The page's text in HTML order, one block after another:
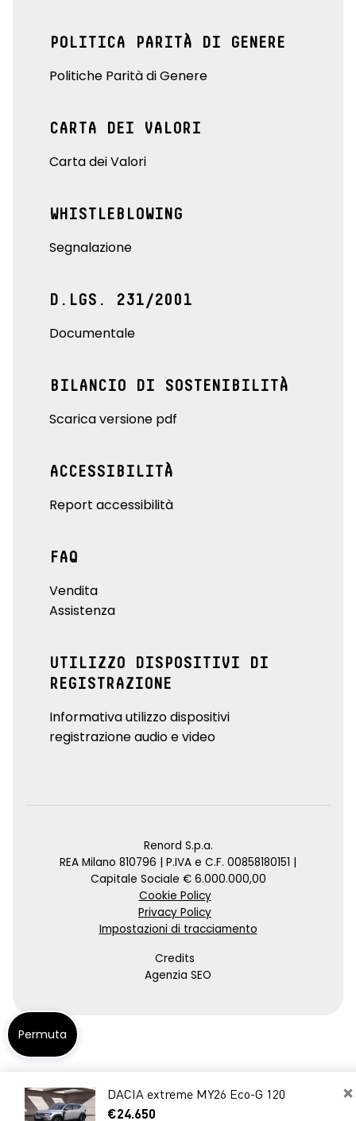
×
DACIA extreme MY26 Eco-G 120
€24.650
POLITICA PARITÀ DI GENERE
Politiche Parità di Genere
CARTA DEI VALORI
Carta dei Valori
WHISTLEBLOWING
Segnalazione
D.LGS. 231/2001
Documentale
BILANCIO DI SOSTENIBILITÀ
Scarica versione pdf
ACCESSIBILITÀ
Report accessibilità
FAQ
Vendita
Assistenza
UTILIZZO DISPOSITIVI DI
REGISTRAZIONE
Informativa utilizzo dispositivi
registrazione audio e video
Renord S.p.a.
REA Milano 810796 | P.IVA e C.F. 00858180151 |
Capitale Sociale € 6.000.000,00
Cookie Policy
Privacy Policy
Impostazioni di tracciamento
Credits
Agenzia SEO
Permuta